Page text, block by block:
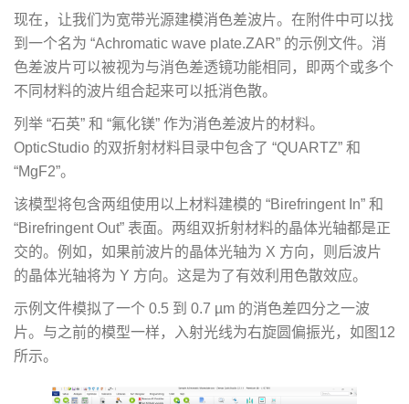
现在，让我们为宽带光源建模消色差波片。在附件中可以找
到一个名为 “Achromatic wave plate.ZAR” 的示例文件。消
色差波片可以被视为与消色差透镜功能相同，即两个或多个
不同材料的波片组合起来可以抵消色散。
列举 “石英” 和 “氟化镁” 作为消色差波片的材料。
OpticStudio 的双折射材料目录中包含了 “QUARTZ” 和
“MgF2”。
该模型将包含两组使用以上材料建模的 “Birefringent In” 和
“Birefringent Out” 表面。两组双折射材料的晶体光轴都是正
交的。例如，如果前波片的晶体光轴为 X 方向，则后波片
的晶体光轴将为 Y 方向。这是为了有效利用色散效应。
示例文件模拟了一个 0.5 到 0.7 µm 的消色差四分之一波
片。与之前的模型一样，入射光线为右旋圆偏振光，如图12
所示。